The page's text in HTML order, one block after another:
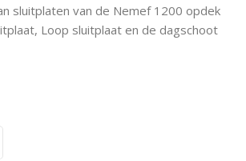
sluitplaten van de Nemef 1200 opdek
Loop sluitplaat en de dagschoot